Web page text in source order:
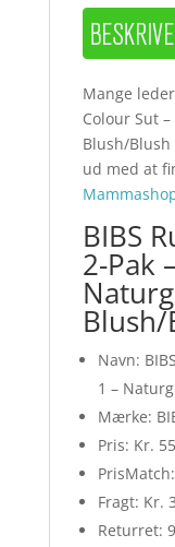
Mange
Colour Sut
Blush/
ud med at
BIBS
2-Pak
Blush/
Navn:
1 –
Mærke:
Pris: Kr.
PrisMatch:
Fragt: Kr.
Returret: